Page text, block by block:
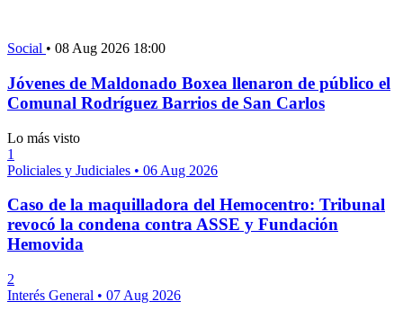
Social • 08 Aug 2026 18:00
Jóvenes de Maldonado Boxea llenaron de público el
Comunal Rodríguez Barrios de San Carlos
Lo más visto
1
Policiales y Judiciales • 06 Aug 2026
Caso de la maquilladora del Hemocentro: Tribunal
revocó la condena contra ASSE y Fundación
Hemovida
2
Interés General • 07 Aug 2026